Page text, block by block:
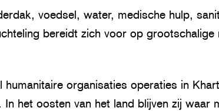
voedsel, water, medische hulp,
bereidt zich voor op grootschalige
organisaties operaties in
het oosten van het land blijven zij waar